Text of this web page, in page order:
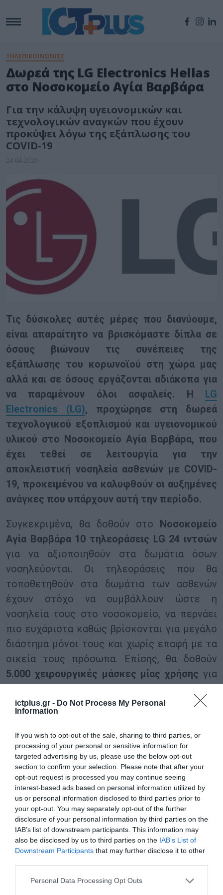
ictplus.gr - Do Not Process My Personal
Information
If you wish to opt-out of the sale, sharing to third parties, or
processing of your personal or sensitive information for
targeted advertising by us, please use the below opt-out
section to confirm your selection. Please note that after your
opt-out request is processed you may continue seeing
interest-based ads based on personal information utilized by
us or personal information disclosed to third parties prior to
your opt-out. You may separately opt-out of the further
disclosure of your personal information by third parties on the
IAB’s list of downstream participants. This information may
also be disclosed by us to third parties on the IAB’s List of
Downstream Participants that may further disclose it to other
Please note that this website/app uses one or more Google
Personal Data Processing Opt Outs
ΤΗΛΕΠΙΚΟΙΝΩΝΙΕΣ
Δωρεά της LG Electronics Hellas
στο Νοσοκομείο Αγία Βαρβάρα
Για την κάλυψη υγειονομικών και
τεχνολογικών αναγκών που έχουν
προκύψει λόγω της εξάπλωσης του
COVID-19
24.04.2020
Τις δύσκολες αυτές μέρες που διανύουμε,
είναι απαραίτητο να βρισκόμαστε δίπλα σε
όσους βιώνουν τις συνέπειες της
εξάπλωσης του κορωνοϊού στη χώρα μας
αλλά και σε όσους εργάζονται αδιάκοπα για
να παραμένουν όλοι ασφαλείς. H
LG
Electronics (LG), προχώρησε στη δωρεά
τεχνολογικού εξοπλισμού και υγειονομικού
υλικού στο Νοσοκομείο Αγία Βαρβάρα, που
έχει τεθεί σε λειτουργία για την
αποκλειστική νοσηλεία ασθενών με COVID-
19, προκειμένου να καλυφθούν οι αυξημένες
ανάγκες που υπάρχουν αυτή την περίοδο.
Συγκεκριμένα, θα δοθούν στο
Νοσοκομείο
Αγία Βαρβάρα 10 τηλεοράσεις LG 24 ιντσών
για να αξιοποιηθούν στα δωμάτια όσων
νοσηλεύονται. Οι τηλεοράσεις που θα
τοποθετηθούν στα δωμάτια των ασθενών
έχουν στόχο να συμβάλλουν ώστε η
νοσηλεία τους στο νοσοκομείο, να περνάει
πιο ευχάριστα καθώς βρίσκονται για μεγάλο
διάστημα μόνοι τους και χωρίς επαφή με τα
οικεία τους πρόσωπα. Επίσης, θα δοθούν
5.000 χειρουργικές μάσκες μίας χρήσης για
νοσηλευτικού προσωπικού και την
προστασίας.
OΓενικός Διευθυντής της LG Electronics
Hellas, Άρης Κουτελός, δήλωσε σχετικά:
«Στην LG Electronics Hellas, θεωρούμε
υποχρέωσή μας να είμαστε παρόντες στην
κοινή προσπάθεια για το συλλογικό καλό. Εκ
μέρους όλων των εργαζομένων, εκφράζω
θερμά την ευγνωμοσύνη μας προς το
υγειονομικό προσωπικό του Νοσοκομείου Αγία
Βαρβάρα αλλά και όλης της Ελλάδας, που